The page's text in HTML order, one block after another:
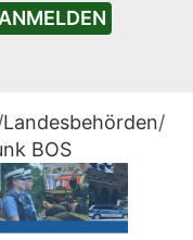
ANMELDEN
Landesbehörden/
BOS